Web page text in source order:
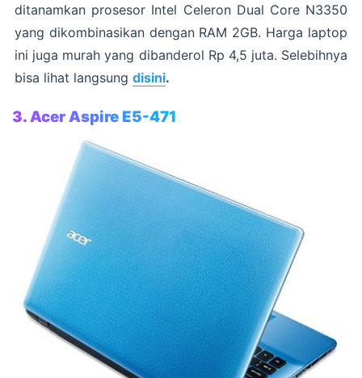
ditanamkan prosesor Intel Celeron Dual Core N3350
yang dikombinasikan dengan RAM 2GB. Harga laptop
ini juga murah yang dibanderol Rp 4,5 juta. Selebihnya
bisa lihat langsung disini.
3. Acer Aspire E5-471